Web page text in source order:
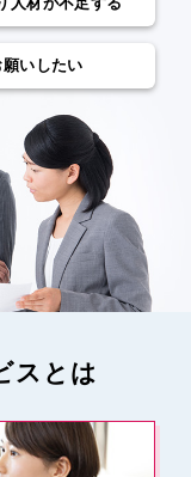
いしたい
スとは